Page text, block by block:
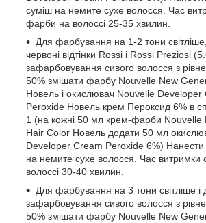
суміш на немите сухе волосся. Час
фарби на волоссі 25-35 хвилин.
Для фарбування на 1-2 тони
червоні відтінки Rossi і Rossi Preziosi
зафарбовування сивого волосся з
50% змішати фарбу Nouvelle New
Новель і окислювач Nouvelle Developer
Peroxide Новель крем Пероксид 6% в
1 (на кожні 50 мл крем-фарби Nouvelle
Hair Color Новель додати 50 мл
Developer Cream Peroxide 6%)
на немите сухе волосся. Час витримки
волоссі 30-40 хвилин.
Для фарбування на 3 тони світліше і
зафарбовування сивого волосся з
50% змішати фарбу Nouvelle New